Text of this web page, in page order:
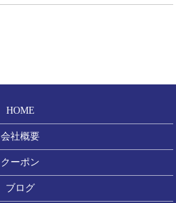
HOME
会社概要
クーポン
ブログ